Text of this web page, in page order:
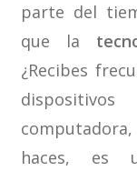
parte del
que la
¿Recibes
haces, es